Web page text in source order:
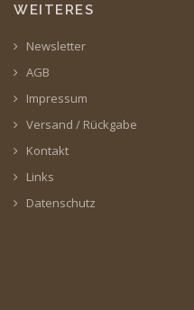
WEITERES
Newsletter
AGB
Impressum
Versand / Rückgabe
Kontakt
Links
Datenschutz